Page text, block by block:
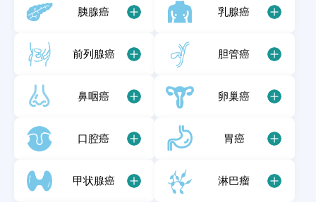
胰腺癌 乳腺癌
前列腺癌 胆管癌
鼻咽癌 卵巢癌
口腔癌 胃癌
甲状腺癌 淋巴瘤